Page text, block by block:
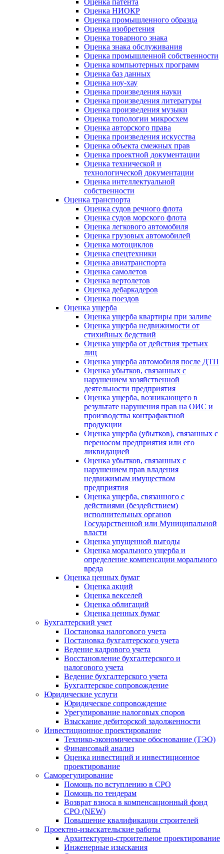
Оценка патента
Оценка НИОКР
Оценка промышленного образца
Оценка изобретения
Оценка товарного знака
Оценка знака обслуживания
Оценка промышленной собственности
Оценка компьютерных программ
Оценка баз данных
Оценка ноу-хау
Оценка произведения науки
Оценка произведения литературы
Оценка произведения музыки
Оценка топологии микросхем
Оценка авторского права
Оценка произведения искусства
Оценка объекта смежных прав
Оценка проектной документации
Оценка технической и
технологической документации
Оценка интеллектуальной
собственности
Оценка транспорта
Оценка судов речного флота
Оценка судов морского флота
Оценка легкового автомобиля
Оценка грузовых автомобилей
Оценка мотоциклов
Оценка спецтехники
Оценка авиатранспорта
Оценка самолетов
Оценка вертолетов
Оценка дебаркадеров
Оценка поездов
Оценка ущерба
Оценка ущерба квартиры при заливе
Оценка ущерба недвижимости от
стихийных бедствий
Оценка ущерба от действия третьих
лиц
Оценка ущерба автомобиля после ДТП
Оценка убытков, связанных с
нарушением хозяйственной
деятельности предприятия
Оценка ущерба, возникающего в
результате нарушения прав на ОИС и
производства контрафактной
продукции
Оценка ущерба (убытков), связанных с
переносом предприятия или его
ликвидацией
Оценка убытков, связанных с
нарушением прав владения
недвижимым имуществом
предприятия
Оценка ущерба, связанного с
действиями (бездействием)
исполнительных органов
Государственной или Муниципальной
власти
Оценка упущенной выгоды
Оценка морального ущерба и
определение компенсации морального
вреда
Оценка ценных бумаг
Оценка акций
Оценка векселей
Оценка облигаций
Оценка ценных бумаг
Бухгалтерский учет
Постановка налогового учета
Постановка бухгалтерского учета
Ведение кадрового учета
Восстановление бухгалтерского и
налогового учета
Ведение бухгалтерского учета
Бухгалтерское сопровождение
Юридические услуги
Юридическое сопровождение
Урегулирование налоговых споров
Взыскание дебиторской задолженности
Инвестиционное проектирование
Технико-экономическое обоснование (ТЭО)
Финансовый анализ
Оценка инвестиций и инвестиционное
проектирование
Саморегулирование
Помощь по вступлению в СРО
Помощь по тендерам
Возврат взноса в компенсационный фонд
СРО (NEW)
Повышение квалификации строителей
Проектно-изыскательские работы
Архитектурно-строительное проектирование
Инженерные изыскания